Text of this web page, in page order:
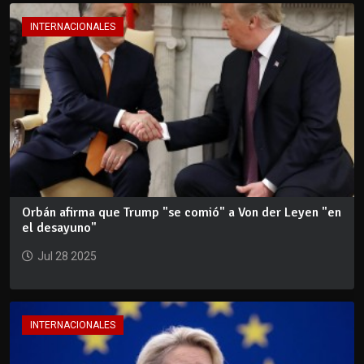
INTERNACIONALES
Orbán afirma que Trump "se comió" a Von der Leyen "en
el desayuno"
Jul 28 2025
INTERNACIONALES